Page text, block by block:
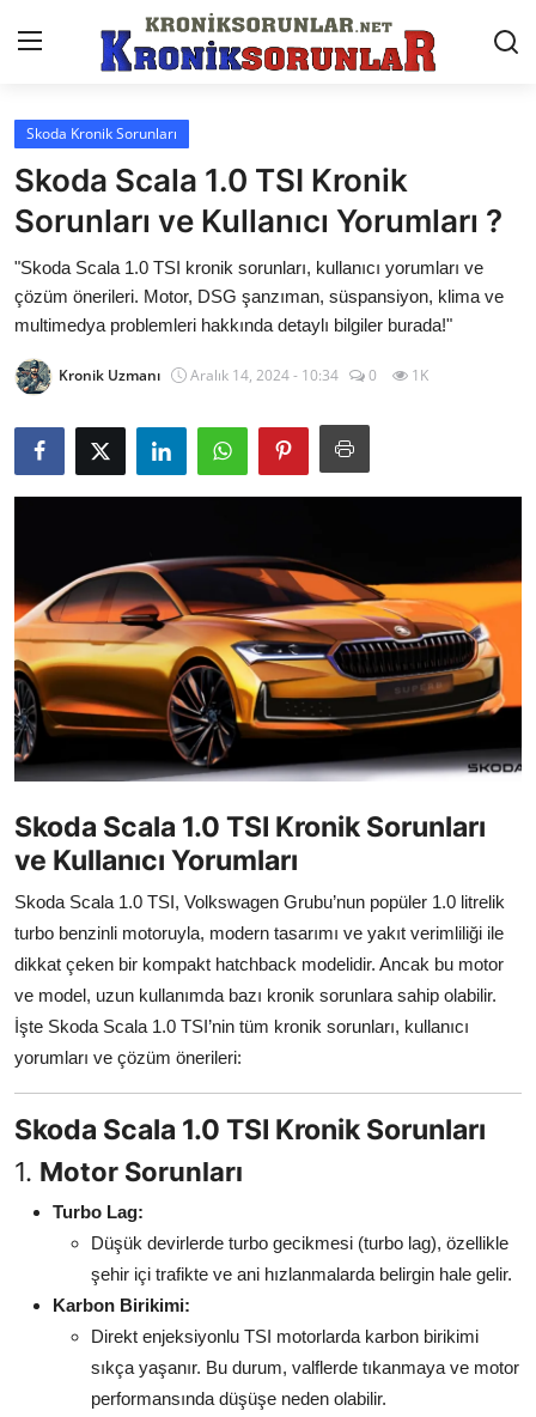
Anasayfa
Markalar
İletişim
Trafik & Cezalar
Sigorta & Kasko
Muayene & Ruhsat
İkinci El & Alım-Satım
Bakım & Arıza Çözümleri
Elektrikli & Hibrit
Kiralama & Filo
Sürüş & Güvenlik
Lastik & Jant
Yağlar & Sıvılar
LPG & Yakıt
Elektrik & Akü
Klima & Konfor
Aydınlatma & Görüş
Dizel Sistemler
Multimedya & Elektronik
Skoda Kronik Sorunları
Skoda Scala 1.0 TSI Kronik
Sorunları ve Kullanıcı Yorumları ?
"Skoda Scala 1.0 TSI kronik sorunları, kullanıcı yorumları ve
çözüm önerileri. Motor, DSG şanzıman, süspansiyon, klima ve
multimedya problemleri hakkında detaylı bilgiler burada!"
Kronik Uzmanı Aralık 14, 2024 - 10:34 0 1K
Skoda Scala 1.0 TSI Kronik Sorunları
ve Kullanıcı Yorumları
Skoda Scala 1.0 TSI, Volkswagen Grubu’nun popüler 1.0 litrelik
turbo benzinli motoruyla, modern tasarımı ve yakıt verimliliği ile
dikkat çeken bir kompakt hatchback modelidir. Ancak bu motor
ve model, uzun kullanımda bazı kronik sorunlara sahip olabilir.
İşte Skoda Scala 1.0 TSI’nin tüm kronik sorunları, kullanıcı
yorumları ve çözüm önerileri:
Skoda Scala 1.0 TSI Kronik Sorunları
1. Motor Sorunları
Turbo Lag:
Düşük devirlerde turbo gecikmesi (turbo lag), özellikle
şehir içi trafikte ve ani hızlanmalarda belirgin hale gelir.
Karbon Birikimi:
Direkt enjeksiyonlu TSI motorlarda karbon birikimi
sıkça yaşanır. Bu durum, valflerde tıkanmaya ve motor
performansında düşüşe neden olabilir.